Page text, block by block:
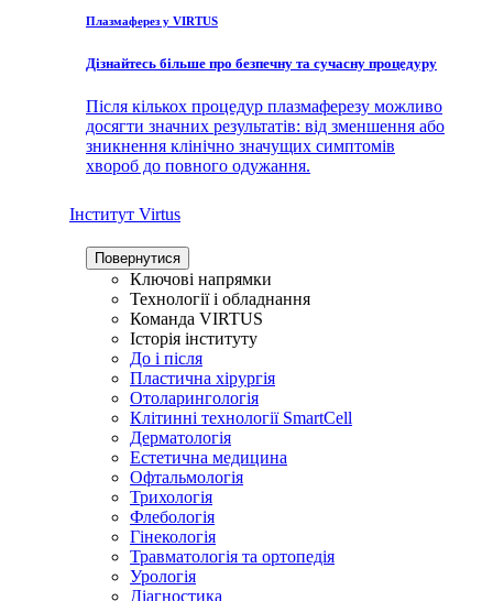
Плазмаферез у VIRTUS
Дізнайтесь більше про безпечну та сучасну процедуру
Після кількох процедур плазмаферезу можливо
досягти значних результатів: від зменшення або
зникнення клінічно значущих симптомів
хвороб до повного одужання.
Інститут Virtus
Повернутися
Ключові напрямки
Технології і обладнання
Команда VIRTUS
Історія інституту
До і після
Пластична хірургія
Отоларингологія
Клітинні технології SmartCell
Дерматологія
Естетична медицина
Офтальмологія
Трихологія
Флебологія
Гінекологія
Травматологія та ортопедія
Урологія
Діагностика